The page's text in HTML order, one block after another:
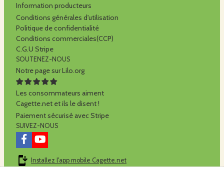
Information producteurs
Conditions générales d'utilisation
Politique de confidentialité
Conditions commerciales(CCP)
C.G.U Stripe
SOUTENEZ-NOUS
Notre page sur Lilo.org
Les consommateurs aiment
Cagette.net et ils le disent !
Paiement sécurisé avec Stripe
SUIVEZ-NOUS
Installez l'app mobile Cagette.net